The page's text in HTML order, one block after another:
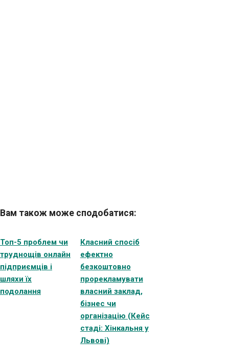
Вам також може сподобатися:
Топ-5 проблем чи
труднощів онлайн
підприємців і
шляхи їх
подолання
Класний спосіб
ефектно
безкоштовно
прорекламувати
власний заклад,
бізнес чи
організацію (Кейс
стаді: Хінкальня у
Львові)